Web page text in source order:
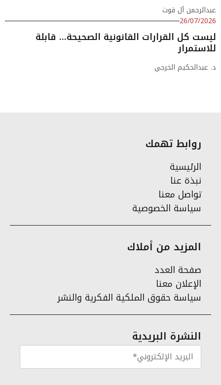
عبدالرحمن آل قوت
26/07/2026
ليست كل القرارات القانونية الصحيحة… قابلة
للاستمرار
د. عبدالحكيم الخرجي
روابط تهمك
الرئيسية
نبذة عنا
تواصل معنا
سياسة الخصوصية
المزيد من أملاك
صفحة العدد
الإعلان معنا
سياسة حقوق الملكية الفكرية والنشر
النشرة البريدية